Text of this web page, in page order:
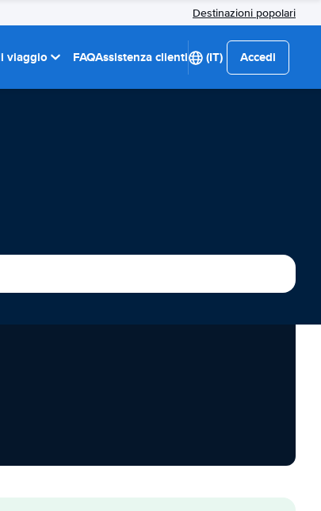
Destinazioni popolari
viaggio FAQAssistenza clienti (IT) Accedi